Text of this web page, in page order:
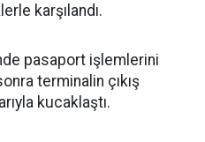
karşılandı.
pasaport işlemlerini
terminalin çıkış
kucaklaştı.